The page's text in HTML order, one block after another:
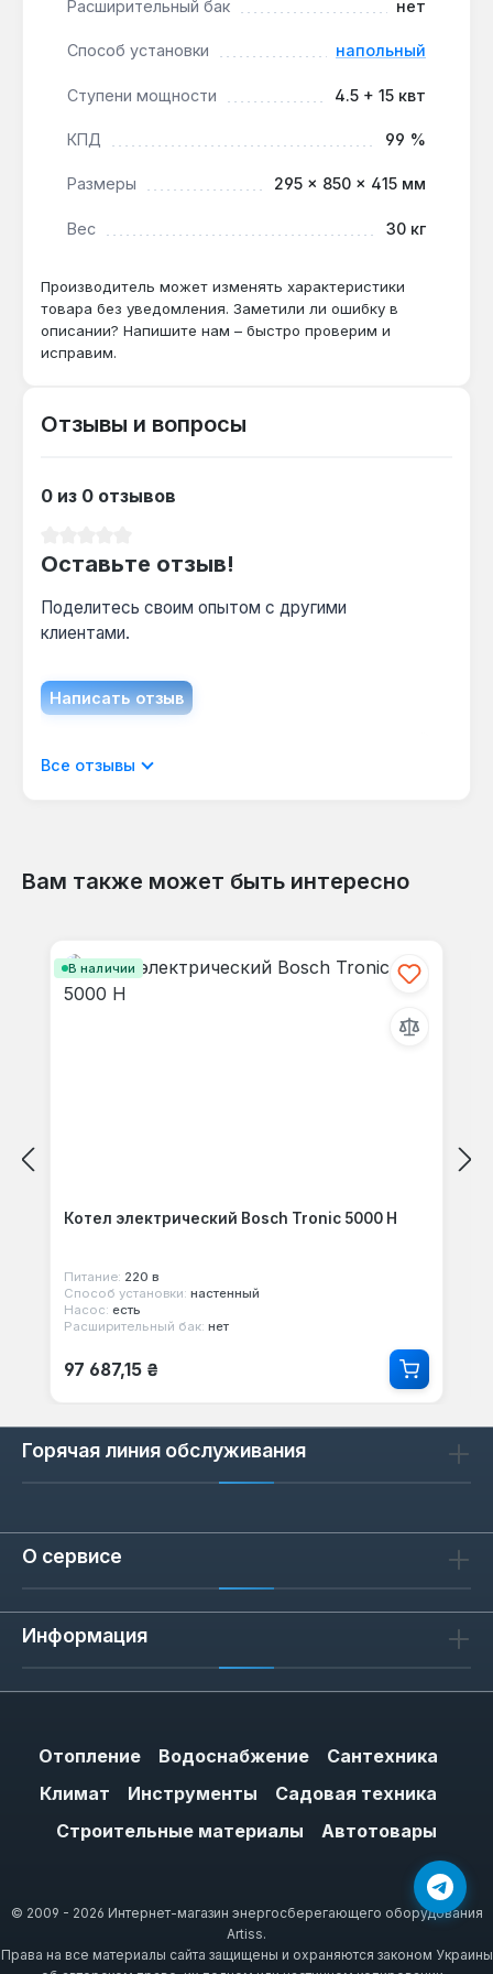
Котел подходит для отопления жилых домов,
производственных помещений площадью до 195
доставка по Украине.
Подходит ли для помещений с высокими
Да — мощность 19.5 кВт и КПД 99 %
высоте потолков до 3 м.
Можно ли использовать без
Нет — котел не имеет встроенного
расширительного бака, требуется установка
Расширительный бак нет
Способ установки напольный
Ступени мощности 4.5 + 15 квт
КПД 99 %
Размеры 295 × 850 × 415 мм
Вес 30 кг
Производитель может изменять характеристики
товара без уведомления. Заметили ли ошибку в
описании? Напишите нам – быстро проверим и
исправим.
Отзывы и вопросы
0 из 0 отзывов
Оставьте отзыв!
Поделитесь своим опытом с другими
клиентами.
Написать отзыв
Отображать отзывы только на текущем
Все отзывы
Вам также может быть интересно
В наличии
Котел электрический Bosch Tronic 5000 H
Питание: 220 в
Способ установки: настенный
Насос: есть
Расширительный бак: нет
Обычная цена:
97 687,15 ₴
Горячая линия обслуживания
О сервисе
Информация
Отопление Водоснабжение
Сантехника
Климат
Инструменты
Садовая техника
Строительные материалы
Автотовары
© 2009 - 2026 Интернет-магазин энергосберегающего оборудования
Artiss.
Права на все материалы сайта защищены и охраняются законом Украины